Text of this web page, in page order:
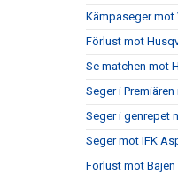
Kämpaseger mot
Förlust mot
Se matchen mot
Seger i
Seger i genrepet
Seger mot IFK
Förlust mot Bajen